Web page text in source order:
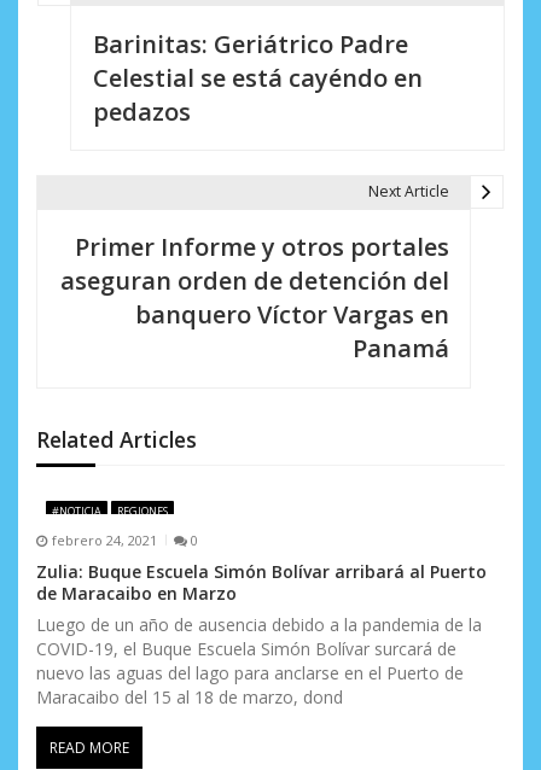
d
e
n
t
r
a
d
Barinitas: Geriátrico Padre
Celestial se está cayéndo en
pedazos
Next Article
Primer Informe y otros portales
aseguran orden de detención del
banquero Víctor Vargas en
Panamá
Related Articles
#NOTICIA REGIONES
febrero 24, 2021 0
Zulia: Buque Escuela Simón Bolívar arribará al Puerto
de Maracaibo en Marzo
Luego de un año de ausencia debido a la pandemia de la
COVID-19, el Buque Escuela Simón Bolívar surcará de
nuevo las aguas del lago para anclarse en el Puerto de
Maracaibo del 15 al 18 de marzo, dond
READ MORE